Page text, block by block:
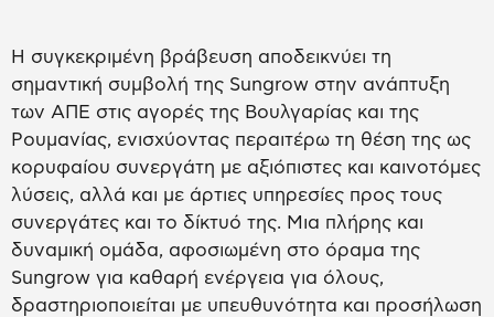
Η συγκεκριμένη βράβευση αποδεικνύει τη
σημαντική συμβολή της Sungrow στην ανάπτυξη
των ΑΠΕ στις αγορές της Βουλγαρίας και της
Ρουμανίας, ενισχύοντας περαιτέρω τη θέση της ως
κορυφαίου συνεργάτη με αξιόπιστες και καινοτόμες
λύσεις, αλλά και με άρτιες υπηρεσίες προς τους
συνεργάτες και το δίκτυό της. Μια πλήρης και
δυναμική ομάδα, αφοσιωμένη στο όραμα της
Sungrow για καθαρή ενέργεια για όλους,
δραστηριοποιείται με υπευθυνότητα και προσήλωση